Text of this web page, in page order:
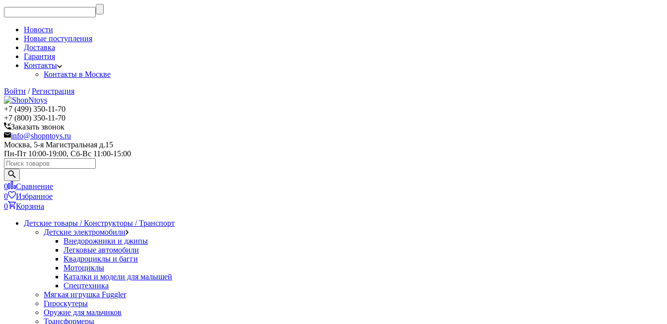
Новости
Новые поступления
Доставка
Гарантия
Контакты
Контакты в Москве
Войти /Регистрация
+7 (499) 350-11-70
+7 (800) 350-11-70
Заказать звонок
info@shopntoys.ru
Москва, 5-я Магистральная д.15
Пн-Пт 10:00-19:00, Сб-Вс 11:00-15:00
0
Сравнение
0
Избранное
0
Корзина
Детские товары / Конструкторы / Транспорт
Детские электромобили
Внедорожники и джипы
Легковые автомобили
Квадроциклы и багги
Мотоциклы
Каталки и модели для малышей
Спецтехника
Мягкая игрушка Fuggler
Гироскутеры
Оружие для мальчиков
Трансформеры